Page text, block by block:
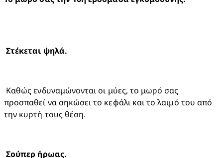
προσπαθεί να σηκώσει το κεφάλι και το λαιμό του από
την κυρτή τους θέση.